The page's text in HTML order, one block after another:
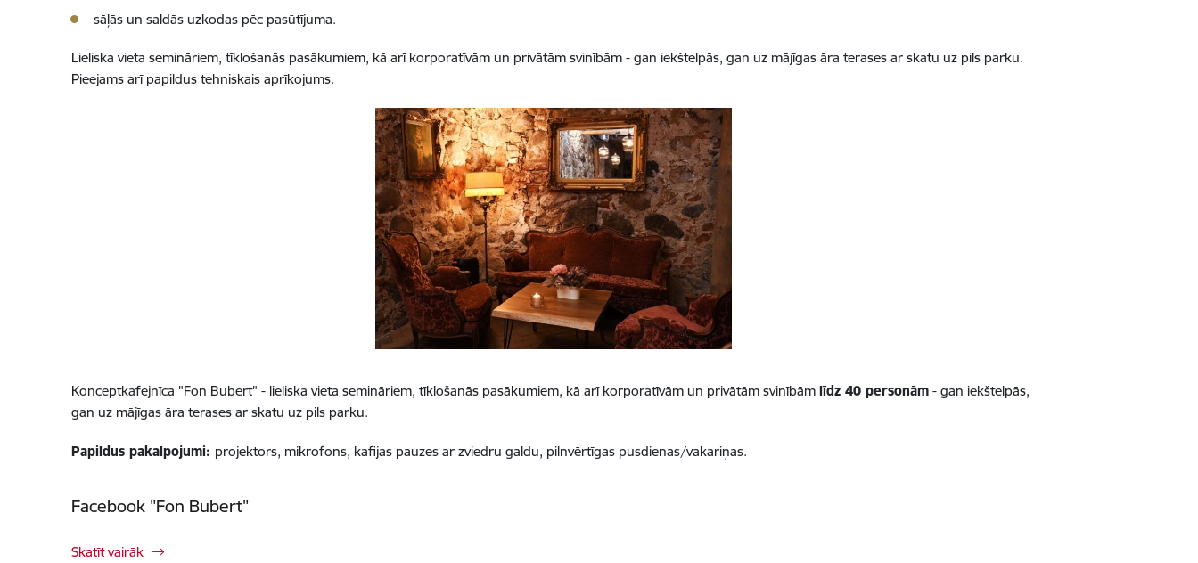
sāļās un saldās uzkodas pēc pasūtījuma.
Lieliska vieta semināriem, tīklošanās pasākumiem, kā arī korporatīvām un privātām svinībām - gan iekštelpās, gan uz mājīgas āra terases ar skatu uz pils parku.
Pieejams arī papildus tehniskais aprīkojums.
Konceptkafejnīca "Fon Bubert" - lieliska vieta semināriem, tīklošanās pasākumiem, kā arī korporatīvām un privātām svinībām līdz 40 personām- gan iekštelpās,
gan uz mājīgas āra terases ar skatu uz pils parku.
Papildus pakalpojumi: projektors, mikrofons, kafijas pauzes ar zviedru galdu, pilnvērtīgas pusdienas/vakariņas.
Facebook "Fon Bubert"
Skatīt vairāk